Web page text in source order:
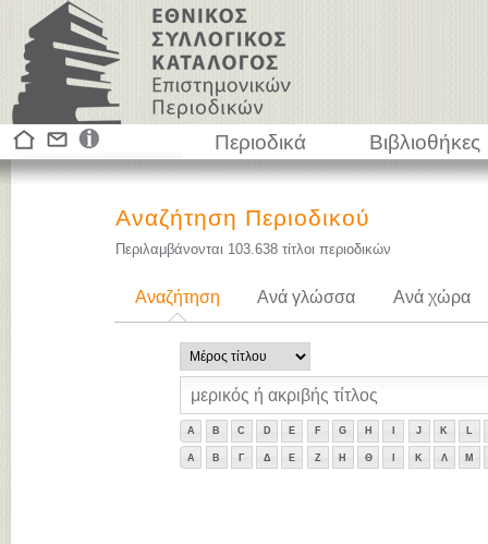
Περιοδικά Βιβλιοθήκες
Αναζήτηση Περιοδικού
Περιλαμβάνονται 103.638 τίτλοι περιοδικών
Αναζήτηση Ανά γλώσσα Ανά χώρα
A B C D E F G H J K L
Α Β Γ Δ Ε Ζ Η Θ Κ Λ Μ